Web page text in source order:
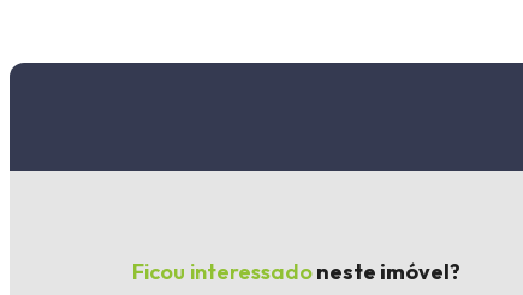
Ficou interessadoneste imóvel?